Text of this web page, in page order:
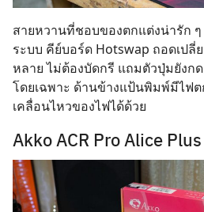
สายหวานที่ชอบของตกแต่งน่ารัก
ระบบ คีย์บอร์ด Hotswap ถอดเป
หลาย ไม่ต้องบัดกรี แถมตัวปุ่มยังกด
โดยเฉพาะ ด้านข้างแป้นพิมพ์มีไฟ
เคลื่อนไหวของไฟได้ด้วย
Akko ACR Pro Alice Plus